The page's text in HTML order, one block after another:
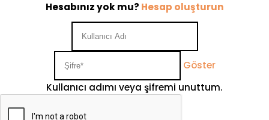
Hesabınız yok mu? Hesap oluşturun
Göster
Kullanıcı adımı veya şifremi unuttum.